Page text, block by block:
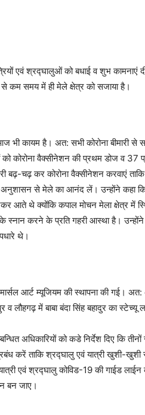
एवं श्रद्घालुओं को बधाई व शुभ कामनाएं
कम समय में ही मेले क्षेत्र को सजाया है।
भी कायम है। अत: सभी कोरोना बीमारी
कोरोना वैक्सीनेशन की प्रथम डोज व 37
बढ़-चढ़ कर कोरोना वैक्सीनेशन करवाएं
अनुशासन से मेले का आनंद लें। उन्होंने कहा कि
आते थे क्योंकि कपाल मोचन मेला क्षेत्र में
करने के प्रति गहरी आस्था है। उन्होंने
थे।
मार्सल आर्ट म्यूजियम की स्थापना की गई।
लौहगढ़ में बाबा बंदा सिंह बहादुर का स्टेच्यू
अधिकारियों को कडे निर्देश दिए कि
करें ताकि श्रद्घालु एवं यात्री खुशी-खुशी
एवं श्रद्घालु कोविड-19 की गाईड
बन जाए।